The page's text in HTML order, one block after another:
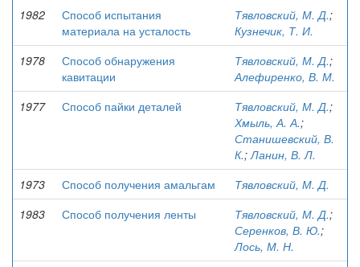
1982
Способ испытания
материала на усталость
Тявловский, М. Д.;
Кузнечик, Т. И.
1978
Способ обнаружения
кавитации
Тявловский, М. Д.;
Алефиренко, В. М.
1977
Способ пайки деталей Тявловский, М. Д.;
Хмыль, А. А.;
Станишевский, В.
К.;Ланин, В. Л.
1973
Способ получения амальгам
Тявловский, М. Д.
1983
Способ получения ленты Тявловский, М. Д.;
Серенков, В. Ю.;
Лось, М. Н.